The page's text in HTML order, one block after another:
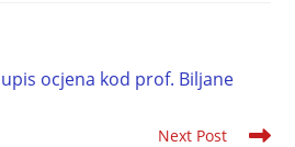
ocjena kod prof. Biljane
Next Post